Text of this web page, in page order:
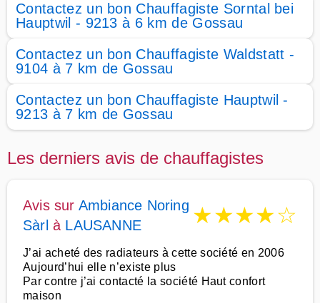
Contactez un bon Chauffagiste Sorntal bei
Hauptwil - 9213 à 6 km de Gossau
Contactez un bon Chauffagiste Waldstatt -
9104 à 7 km de Gossau
Contactez un bon Chauffagiste Hauptwil -
9213 à 7 km de Gossau
Les derniers avis de chauffagistes
Avis sur Ambiance Noring
Sàrl à LAUSANNE ★★★★☆
J’ai acheté des radiateurs à cette société en 2006
Aujourd’hui elle n’existe plus
Par contre j’ai contacté la société Haut confort
maison